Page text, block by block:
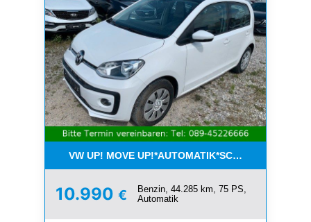
VW UP! MOVE
10.990 €
Benzin, 44.285 km, 75 PS,
Automatik